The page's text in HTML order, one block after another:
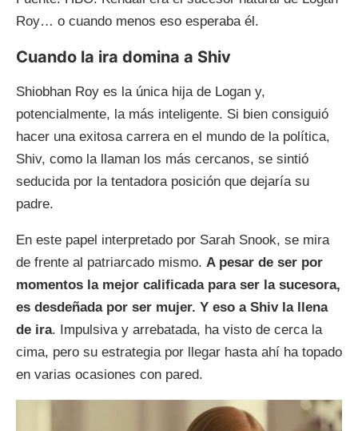
Roy… o cuando menos eso esperaba él.
Cuando la ira domina a Shiv
Shiobhan Roy es la única hija de Logan y,
potencialmente, la más inteligente. Si bien consiguió
hacer una exitosa carrera en el mundo de la política,
Shiv, como la llaman los más cercanos, se sintió
seducida por la tentadora posición que dejaría su
padre.
En este papel interpretado por Sarah Snook, se mira
de frente al patriarcado mismo. A pesar de ser por
momentos la mejor calificada para ser la sucesora,
es desdeñada por ser mujer. Y eso a Shiv la llena
de ira. Impulsiva y arrebatada, ha visto de cerca la
cima, pero su estrategia por llegar hasta ahí ha topado
en varias ocasiones con pared.